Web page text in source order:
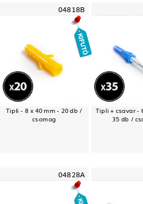
04818B
Tipli - 8 x 40 mm - 20 db /
csomag
Tipli + csavar -
35 db /
04828A